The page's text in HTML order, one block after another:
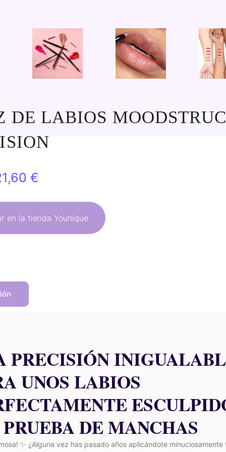
DE LABIOS
€
actual
es:
en la tienda Younique
PRECISIÓN
UNOS LABIOS
DE MANCHAS
✨ ¿Alguna vez has pasado años aplicándote minuciosamente